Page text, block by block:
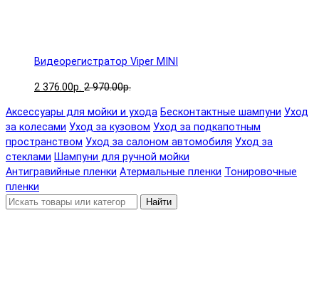
Видеорегистратор Viper MINI
2 376.00р. 2 970.00р.
Аксессуары для мойки и ухода Бесконтактные шампуни Уход
за колесами Уход за кузовом Уход за подкапотным
пространством Уход за салоном автомобиля Уход за
стеклами Шампуни для ручной мойки
Антигравийные пленки Атермальные пленки Тонировочные
пленки
Найти